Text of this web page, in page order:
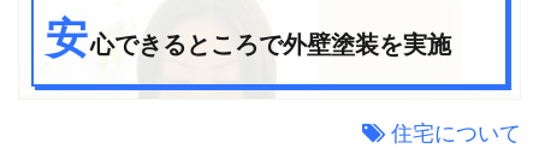
安心できるところで外壁塗装を実施
住宅について